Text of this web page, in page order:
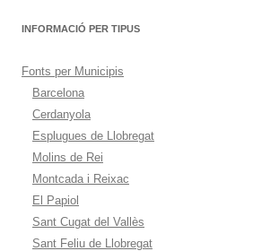
INFORMACIÓ PER TIPUS
Fonts per Municipis
Barcelona
Cerdanyola
Esplugues de Llobregat
Molins de Rei
Montcada i Reixac
El Papiol
Sant Cugat del Vallès
Sant Feliu de Llobregat